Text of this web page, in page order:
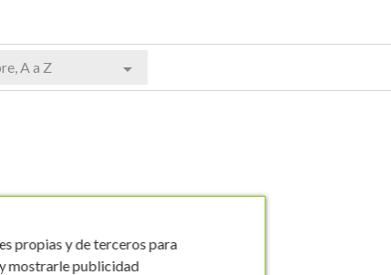
A a Z 
propias y de terceros para
mostrarle publicidad